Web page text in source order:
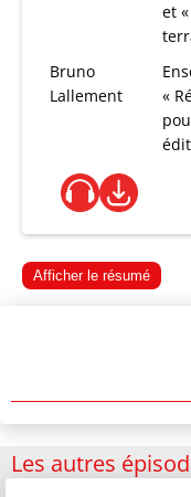
et
Bruno
Lallement
«
Afficher le résumé
Les autres